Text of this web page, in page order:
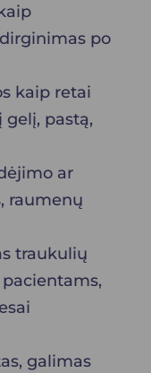
po
kaip retai
gelį, pastą,
ar
raumenų
traukulių
galimas